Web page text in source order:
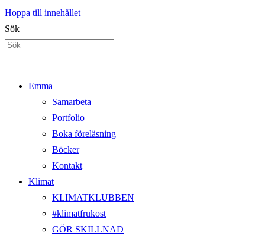
Hoppa till innehållet
Sök
Emma
Samarbeta
Portfolio
Boka föreläsning
Böcker
Kontakt
Klimat
KLIMATKLUBBEN
#klimatfrukost
GÖR SKILLNAD